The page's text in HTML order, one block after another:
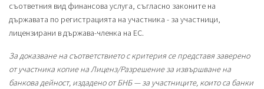
съответния вид финансова услуга, съгласно законите на
държавата по регистрацията на участника - за участници,
лицензирани в държава-членка на ЕС.
За доказване на съответствието с критерия се представя заверено
от участника копие на Лиценз/Разрешение за извършване на
банкова дейност, издадено от БНБ — за участниците, които са банки